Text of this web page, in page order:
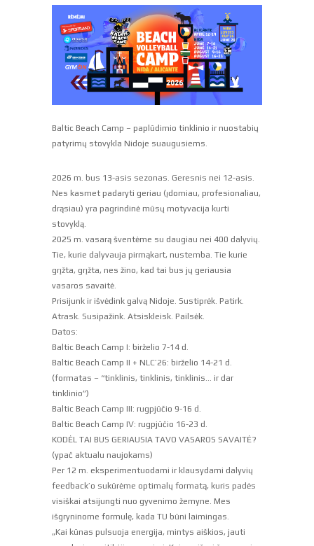
Baltic Beach Camp – paplūdimio tinklinio ir nuostabių
patyrimų stovykla Nidoje suaugusiems.
2026 m. bus 13-asis sezonas. Geresnis nei 12-asis.
Nes kasmet padaryti geriau (įdomiau, profesionaliau,
drąsiau) yra pagrindinė mūsų motyvacija kurti
stovyklą.
2025 m. vasarą šventėme su daugiau nei 400 dalyvių.
Tie, kurie dalyvauja pirmąkart, nustemba. Tie kurie
grįžta, grįžta, nes žino, kad tai bus jų geriausia
vasaros savaitė.
Prisijunk ir išvėdink galvą Nidoje. Sustiprėk. Patirk.
Atrask. Susipažink. Atsiskleisk. Pailsėk.
Datos:
Baltic Beach Camp I: birželio 7-14 d.
Baltic Beach Camp II + NLC’26: birželio 14-21 d.
(formatas – “tinklinis, tinklinis, tinklinis… ir dar
tinklinio”)
Baltic Beach Camp III: rugpjūčio 9-16 d.
Baltic Beach Camp IV: rugpjūčio 16-23 d.
KODĖL TAI BUS GERIAUSIA TAVO VASAROS SAVAITĖ?
(ypač aktualu naujokams)
Per 12 m. eksperimentuodami ir klausydami dalyvių
feedback’o sukūrėme optimalų formatą, kuris padės
visiškai atsijungti nuo gyvenimo žemyne. Mes
išgryninome formulę, kada TU būni laimingas.
„Kai kūnas pulsuoja energija, mintys aiškios, jauti